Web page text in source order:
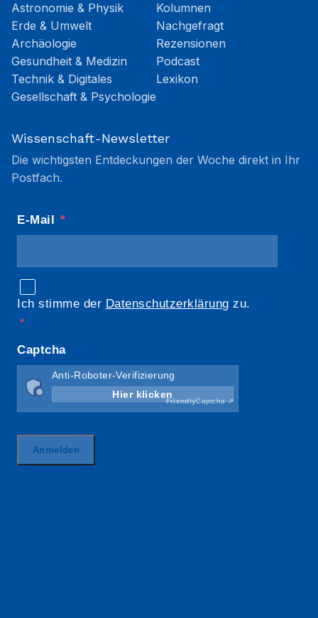
Astronomie & Physik
Erde & Umwelt
Archäologie
Gesundheit & Medizin
Technik & Digitales
Gesellschaft & Psychologie
Kolumnen
Nachgefragt
Rezensionen
Podcast
Lexikon
Wissenschaft-Newsletter
Die wichtigsten Entdeckungen der Woche direkt in Ihr
Postfach.